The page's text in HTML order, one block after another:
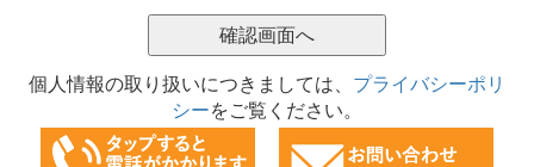
個人情報の取り扱いにつきましては、 プライバシーポリ
シーをご覧ください。